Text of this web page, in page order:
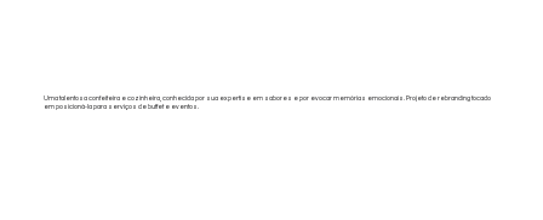
Uma talentosa confeiteira e cozinheira, conhecida por sua expertise em sabores e por evocar memórias emocionais. Projeto de rebranding focado
em posicioná-la para serviços de buffet e eventos.